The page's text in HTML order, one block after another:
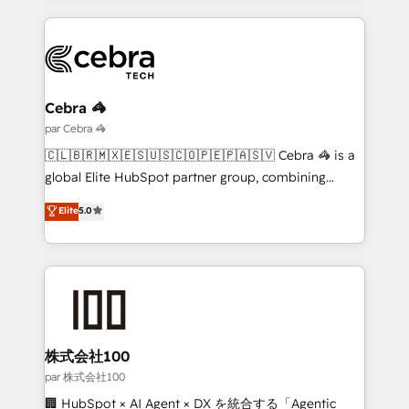
website, or build your new one.
Cebra 🦓
par Cebra 🦓
🇨🇱🇧🇷🇲🇽🇪🇸🇺🇸🇨🇴🇵🇪🇵🇦🇸🇻 Cebra 🦓 is a
global Elite HubSpot partner group, combining
technology, marketing and media expertise across
Latin America and Southern Europe, with teams
across 9 countries. Born in Chile, we combine local
insight with international reach to help businesses
grow. For over 12 years, we’ve delivered 500+
solutions that integrate CRM, AI automation, inbound
and loop marketing, content, and digital creativity.
Our multicultural team works in Spanish, Portuguese,
and English to design scalable strategies that drive
Elite5.0
株式会社100
par 株式会社100
🏢 HubSpot × AI Agent × DX を統合する「Agentic